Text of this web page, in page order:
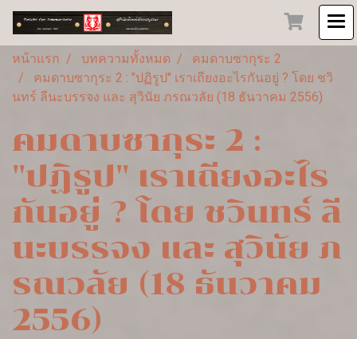
หน้าแรก บทความทั้งหมด
คมดาบซากุระ 2
คมดาบซากุระ 2 : "ปฏิรูป" เราเถียงอะไรกันอยู่ ? โดย ชวิ
นทร์ ลีนะบรรจง และ สุวินัย ภรณวลัย (18 ธันวาคม 2556)
คมดาบซากุระ 2 :
"ปฏิรูป" เราเถียงอะไร
กันอยู่ ? โดย ชวินทร์ ลี
นะบรรจง และ สุวินัย ภ
รณวลัย (18 ธันวาคม
2556)